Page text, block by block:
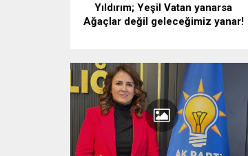
Yıldırım; Yeşil Vatan yanarsa
Ağaçlar değil geleceğimiz yanar!